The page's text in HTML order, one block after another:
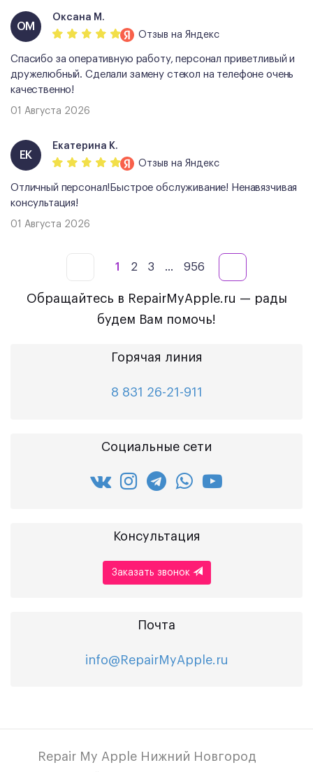
ОМ
Оксана М.
Отзыв на Яндекс
Спасибо за оперативную работу, персонал приветливый и
дружелюбный. Сделали замену стекол на телефоне очень
качественно!
01 Августа 2026
ЕК
Екатерина К.
Отзыв на Яндекс
Отличный персонал!Быстрое обслуживание! Ненавязчивая
консультация!
01 Августа 2026
1 2 3 ... 956
Обращайтесь в RepairMyApple.ru — рады
будем Вам помочь!
Горячая линия
8 831 26-21-911
Социальные сети
Консультация
Заказать звонок
Почта
info@RepairMyApple.ru
Repair My Apple Нижний Новгород